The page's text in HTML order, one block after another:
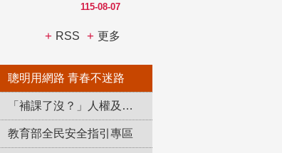
115-08-07
RSS 更多
聰明用網路 青春不迷路
「補課了沒？」人權及轉型正義教育專區
教育部全民安全指引專區